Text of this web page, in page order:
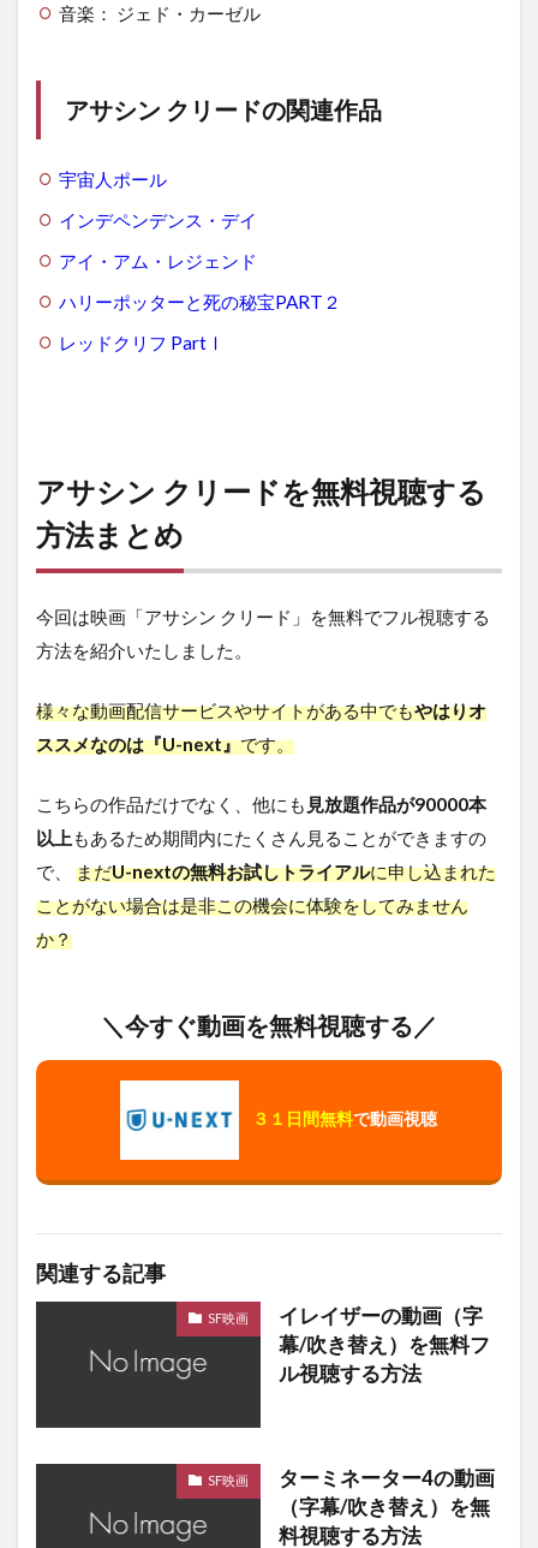
音楽： ジェド・カーゼル
アサシン クリードの関連作品
宇宙人ポール
インデペンデンス・デイ
アイ・アム・レジェンド
ハリーポッターと死の秘宝PART２
レッドクリフ PartⅠ
アサシン クリードを無料視聴する
方法まとめ
今回は映画「アサシン クリード」を無料でフル視聴する
方法を紹介いたしました。
様々な動画配信サービスやサイトがある中でもやはりオ
ススメなのは『U-next』です。
こちらの作品だけでなく、他にも 見放題作品が90000本
以上もあるため期間内にたくさん見ることができますの
で、 まだU-nextの無料お試しトライアルに申し込まれた
ことがない場合は是非この機会に体験をしてみません
か？
＼今すぐ動画を無料視聴する／
３１日間無料で動画視聴
関連する記事
SF映画
イレイザーの動画（字
幕/吹き替え）を無料フ
ル視聴する方法
SF映画
ターミネーター4の動画
（字幕/吹き替え）を無
料視聴する方法